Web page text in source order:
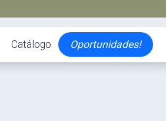
Catálogo Oportunidades!